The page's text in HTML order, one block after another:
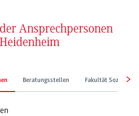
Ansprechpersonen
Beratungsstellen Fakultät